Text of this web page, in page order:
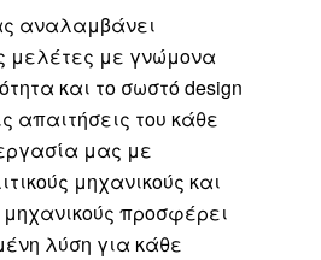
αναλαμβάνει
μελέτες με γνώμονα
και το σωστό design
απαιτήσεις του κάθε
μας με
μηχανικούς και
προσφέρει
λύση για κάθε